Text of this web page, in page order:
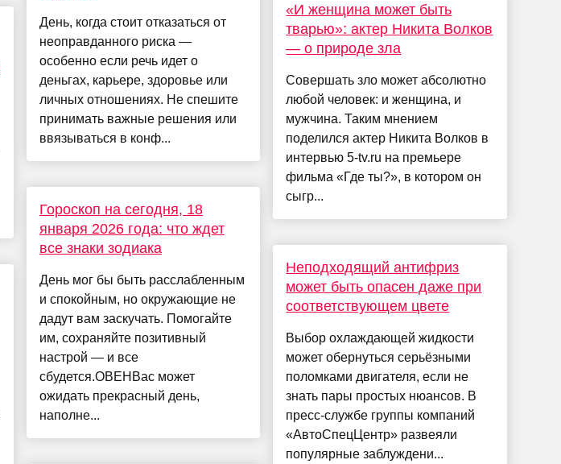
День, когда стоит отказаться от
неоправданного риска —
особенно если речь идет о
деньгах, карьере, здоровье или
личных отношениях. Не спешите
принимать важные решения или
ввязываться в конф...
Гороскоп на сегодня, 18
января 2026 года: что ждет
все знаки зодиака
День мог бы быть расслабленным
и спокойным, но окружающие не
дадут вам заскучать. Помогайте
им, сохраняйте позитивный
настрой — и все
сбудется.ОВЕНВас может
ожидать прекрасный день,
наполне...
«И женщина может быть
тварью»: актер Никита Волков
— о природе зла
Совершать зло может абсолютно
любой человек: и женщина, и
мужчина. Таким мнением
поделился актер Никита Волков в
интервью 5-tv.ru на премьере
фильма «Где ты?», в котором он
сыгр...
Неподходящий антифриз
может быть опасен даже при
соответствующем цвете
Выбор охлаждающей жидкости
может обернуться серьёзными
поломками двигателя, если не
знать пары простых нюансов. В
пресс-службе группы компаний
«АвтоСпецЦентр» развеяли
популярные заблуждени...